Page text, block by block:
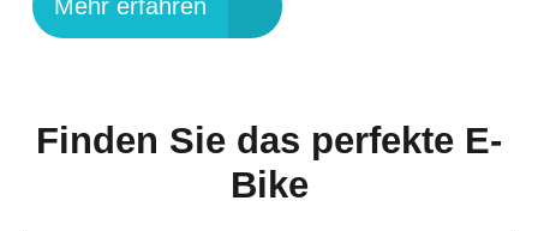
Mehr erfahren
Finden Sie das perfekte E-
Bike